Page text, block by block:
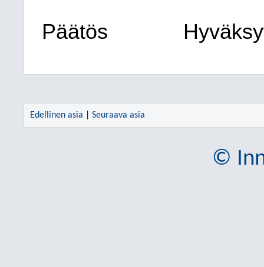
Päätös
Edellinen asia Seuraava asia
©